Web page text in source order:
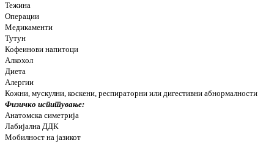
Тежина
Операции
Медикаменти
Тутун
Кофеинови напитоци
Алкохол
Диета
Алергии
Кожни, мускулни, коскени, респираторни или дигестивни абнормалности
Физичко испитување:
Анатомска симетрија
Лабијална ДДК
Мобилност на јазикот